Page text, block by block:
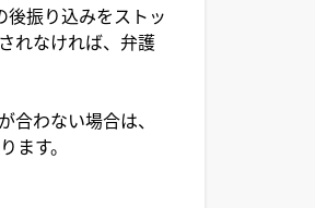
振り込みをストッ
れなければ、弁護
わない場合は、
す。